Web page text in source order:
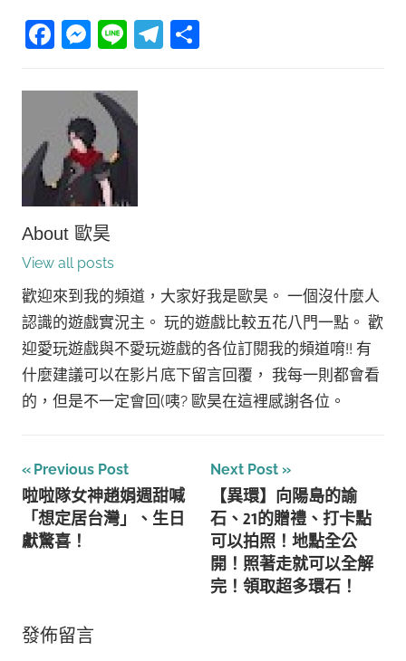
Facebook
Messenger
LineTelegram
About 歐昊
View all posts
歡迎來到我的頻道，大家好我是歐昊。 一個沒什麼人
認識的遊戲實況主。 玩的遊戲比較五花八門一點。 歡
迎愛玩遊戲與不愛玩遊戲的各位訂閱我的頻道唷!! 有
什麼建議可以在影片底下留言回覆， 我每一則都會看
的，但是不一定會回(咦? 歐昊在這裡感謝各位。
文
章
導
Previous Post
啦啦隊女神趙娟週甜喊
「想定居台灣」、生日
獻驚喜！
Next Post
【異環】向陽島的諭
石、21的贈禮、打卡點
可以拍照！地點全公
開！照著走就可以全解
完！領取超多環石！
發佈留言